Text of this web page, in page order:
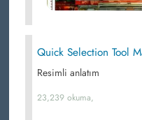
Quick Selection Tool
Resimli anlatım
23,239 okuma,